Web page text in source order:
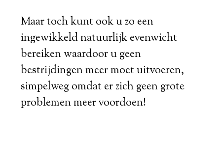
Maar toch kunt ook u zo een
ingewikkeld natuurlijk evenwicht
bereiken waardoor u geen
bestrijdingen meer moet uitvoeren,
simpelweg omdat er zich geen grote
problemen meer voordoen!